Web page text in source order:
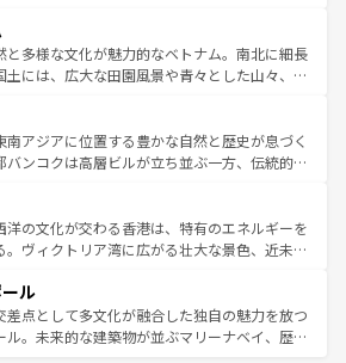
い。
と評判のスイーツなど、バラエティ豊かな料理
が味わえる。 なお、新着の台湾情報は コンテンツ一覧を参
い。
足を延ばせば四季折々の自然美を楽しむことが
して、キムチや焼肉、絶品のストリートフード
ざまな韓国料理が待っている。夜には、韓国な
まれながら、韓国の多彩な魅力を心ゆくまで味
わってみてほしい。 なお、新着の韓国情報はコンテンツ一
てほしい。
と多様な文化が魅力的なベトナム。南北に細長
土には、広大な田園風景や青々とした山々、世
と共に伝統が息づく。ハノイの古い町並みやホ
のフランス統治時代の建物も、独特の雰囲気を
いる。また、バラエティの豊かさとおいしさで
ーやバインミー、ベトナムコーヒーなどは、ぜ
わいたい。どの地域を訪れてもあたたかい人々
迎えてくれるので、きっと忘れられない旅にな
い。
南アジアに位置する豊かな自然と歴史が息づく
バンコクは高層ビルが立ち並ぶ一方、伝統的な
差している。北部ではチェンマイなどの山岳地
触れ合い、南部ではプーケットやクラビの美し
リゾート気分を楽しむことができる。タイ料理
候は一年中温暖で、どの季節にも異なる楽しみ
る。親しみやすいタイの人々、仏教を中心とし
して多様な観光資源が、訪れる旅人を魅了し続
洋の文化が交わる香港は、特有のエネルギーを
。ヴィクトリア湾に広がる壮大な景色、近未来
訪れても感動するはず。観光スポットが密集し
率よく見どころを回れるのも魅力。息をのむよ
ら文化的な体験まで、香港を存分に楽しみ尽く
ル
差点として多文化が融合した独自の魅力を放つ
ル。未来的な建築物が並ぶマリーナベイ、歴史